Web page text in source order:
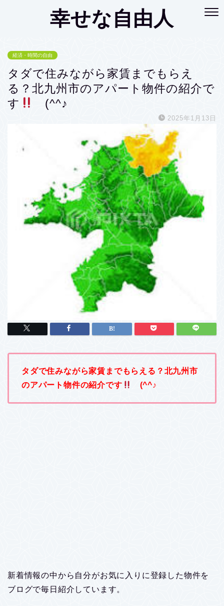
幸せな自由人
経済・時間の自由
タダで住みながら家賃までもらえ
る？北九州市のアパート物件の紹介で
す
(^^♪
2025年1月13日
タダで住みながら家賃までもらえる？北九州市
のアパート物件の紹介です
(^^♪
新着情報の中から自分がお気に入りに登録した物件を
ブログで毎日紹介しています。